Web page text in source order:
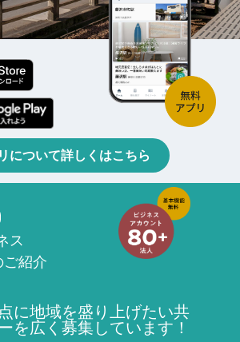
について詳しくはこちら
ス
ご紹介
に地域を盛り上げたい共
を広く募集しています！